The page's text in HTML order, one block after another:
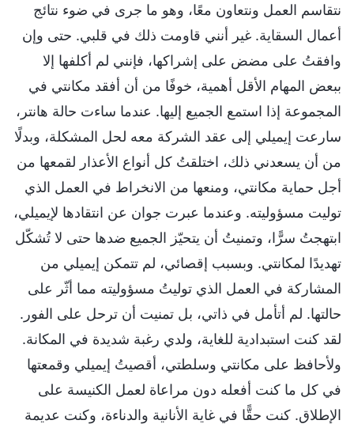
نتقاسم العمل ونتعاون معًا، وهو ما جرى في ضوء نتائج
أعمال السقاية. غير أنني قاومت ذلك في قلبي. حتى وإن
وافقتُ على مضض على إشراكها، فإنني لم أكلفها إلا
ببعض المهام الأقل أهمية، خوفًا من أن أفقد مكانتي في
المجموعة إذا استمع الجميع إليها. عندما ساءت حالة هانتر،
سارعت إيميلي إلى عقد الشركة معه لحل المشكلة، وبدلًا
من أن يسعدني ذلك، اختلقتُ كل أنواع الأعذار لقمعها من
أجل حماية مكانتي، ومنعها من الانخراط في العمل الذي
توليت مسؤوليته. وعندما عبرت جوان عن انتقادها لإيميلي،
ابتهجتُ سرًّا، وتمنيتُ أن يتحيّز الجميع ضدها حتى لا تُشكّل
تهديدًا لمكانتي. وبسبب إقصائي، لم تتمكن إيميلي من
المشاركة في العمل الذي توليتُ مسؤوليته مما أثّر على
حالتها. لم أتأمل في ذاتي، بل تمنيت أن ترحل على الفور.
لقد كنت استبدادية للغاية، ولدي رغبة شديدة في المكانة.
ولأحافظ على مكانتي وسلطتي، أقصيتُ إيميلي وقمعتها
في كل ما كنت أفعله دون مراعاة لعمل الكنيسة على
الإطلاق. كنت حقًّا في غاية الأنانية والدناءة، وكنت عديمة